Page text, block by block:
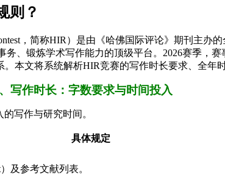
则？
，简称HIR）是由《哈佛国际评论》期刊主
、锻炼学术写作能力的顶级平台。2026赛季，
。本文将系统解析HIR竞赛的写作时长要求、全年
写作时长：字数要求与时间投入
写作与研究时间。
具体规定
及参考文献列表。